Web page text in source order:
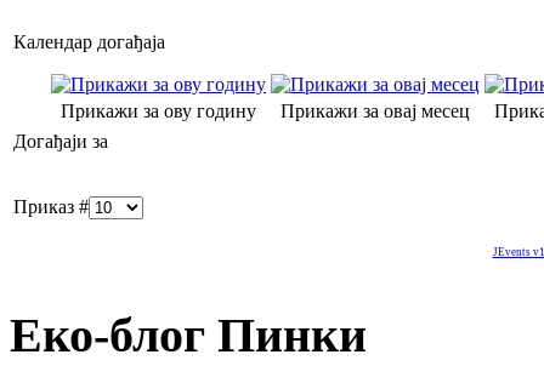
Календар догађаја
Прикажи за ову годину Прикажи за овај месец
Догађаји за
Приказ #
JEvents
Еко-блог Пинки